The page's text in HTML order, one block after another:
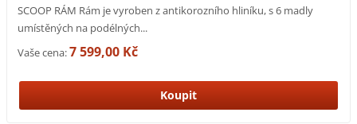
SCOOP RÁM Rám je vyroben z antikorozního hliníku, s 6 madly
umístěných na podélných...
Vaše cena:7 599,00 Kč